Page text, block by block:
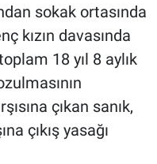
sokak ortasında
kızın davasında
18 yıl 8 aylık
çıkan sanık,
çıkış yasağı